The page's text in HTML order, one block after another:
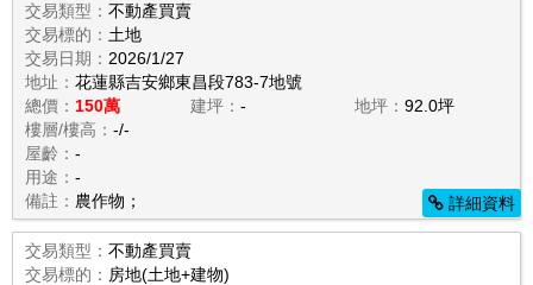
交易類型： 不動產買賣
交易標的： 土地
交易日期： 2026/1/27
地址： 花蓮縣吉安鄉東昌段783-7地號
總價： 150萬 建坪： - 地坪：92.0坪
樓層/樓高： -/-
屋齡： -
用途： -
備註： 農作物； 詳細資料
交易類型： 不動產買賣
交易標的： 房地(土地+建物)